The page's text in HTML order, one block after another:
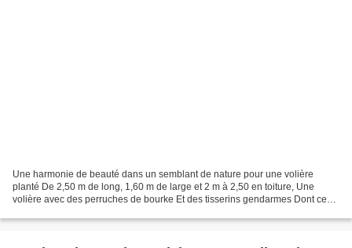
Une harmonie de beauté dans un semblant de nature pour une volière
planté De 2,50 m de long, 1,60 m de large et 2 m à 2,50 en toiture, Une
volière avec des perruches de bourke Et des tisserins gendarmes Dont ces